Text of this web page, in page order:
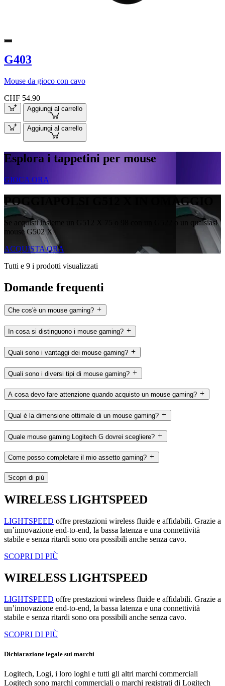
G403
Mouse da gioco con cavo
CHF 54.90
Aggiungi al carrello
Aggiungi al carrello
Esplora i tappetini per mouse
GIOCA ORA
POGGIAPOLSI G512 X IN OMAGGIO
Se acquisti insieme un G512 X 75 o 98 con un G522 o un qualsiasi
mouse G502 X
ACQUISTA ORA
Tutti e 9 i prodotti visualizzati
Domande frequenti
Che cos'è un mouse gaming?
In cosa si distinguono i mouse gaming?
Quali sono i vantaggi dei mouse gaming?
Quali sono i diversi tipi di mouse gaming?
A cosa devo fare attenzione quando acquisto un mouse gaming?
Qual è la dimensione ottimale di un mouse gaming?
Quale mouse gaming Logitech G dovrei scegliere?
Come posso completare il mio assetto gaming?
Scopri di più
WIRELESS LIGHTSPEED
LIGHTSPEED offre prestazioni wireless fluide e affidabili. Grazie a
un’innovazione end-to-end, la bassa latenza e una connettività
stabile e senza ritardi sono ora possibili anche senza cavo.
SCOPRI DI PIÙ
WIRELESS LIGHTSPEED
LIGHTSPEED offre prestazioni wireless fluide e affidabili. Grazie a
un’innovazione end-to-end, la bassa latenza e una connettività
stabile e senza ritardi sono ora possibili anche senza cavo.
SCOPRI DI PIÙ
Dichiarazione legale sui marchi
Logitech, Logi, i loro loghi e tutti gli altri marchi commerciali
Logitech sono marchi commerciali o marchi registrati di Logitech